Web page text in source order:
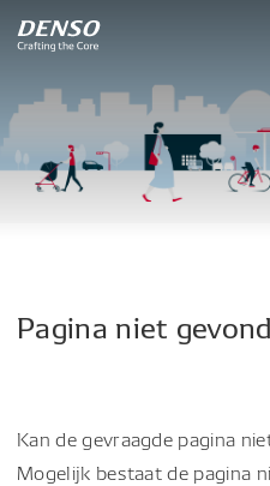
Pagina niet
Kan de gevraagde pagina
Mogelijk bestaat de pagina